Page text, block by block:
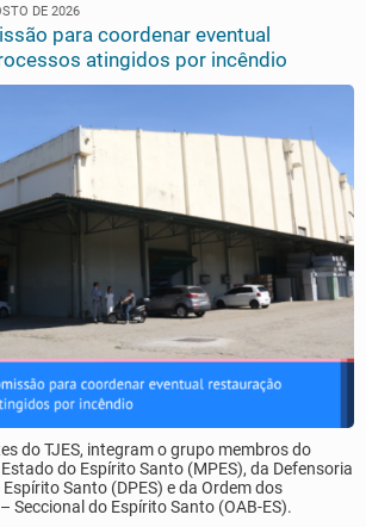
DE 2026
para coordenar eventual
atingidos por incêndio
do TJES, integram o grupo membros do
do Espírito Santo (MPES), da Defensoria
Santo (DPES) e da Ordem dos
Seccional do Espírito Santo (OAB-ES).